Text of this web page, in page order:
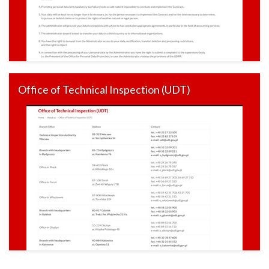
Office of Technical Inspection (UDT)